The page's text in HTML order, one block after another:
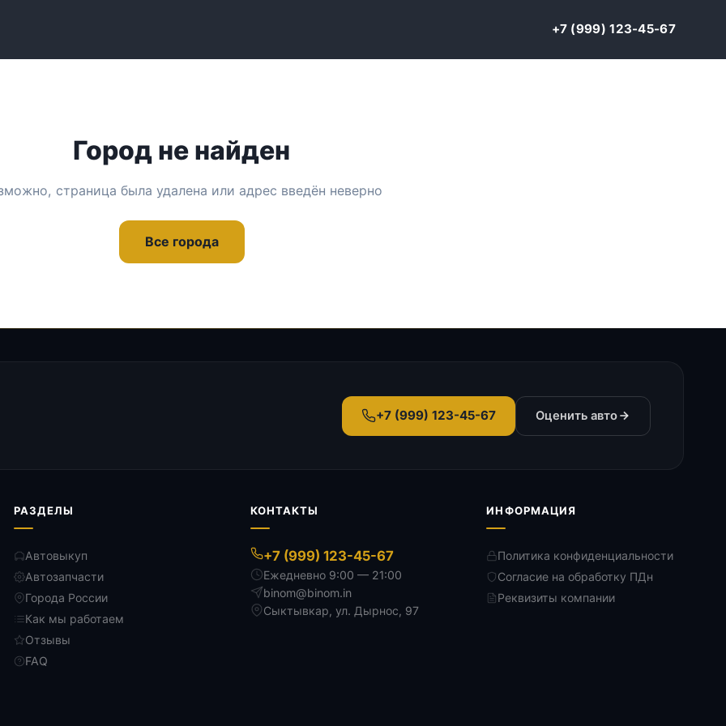
+7 (999) 123-45-67
Город не найден
страница была удалена или адрес введён неверно
Все города
+7 (999) 123-45-67 Оценить авто
РАЗДЕЛЫ
Автовыкуп
Автозапчасти
Города России
Как мы работаем
Отзывы
FAQ
КОНТАКТЫ
+7 (999) 123-45-67
Ежедневно 9:00 — 21:00
binom@binom.in
Сыктывкар, ул. Дырнос, 97
ИНФОРМАЦИЯ
Политика конфиденциальности
Согласие на обработку ПДн
Реквизиты компании